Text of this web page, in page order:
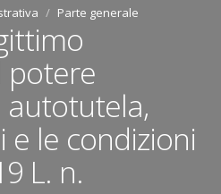
Parte generale
potere
le condizioni
L. n.